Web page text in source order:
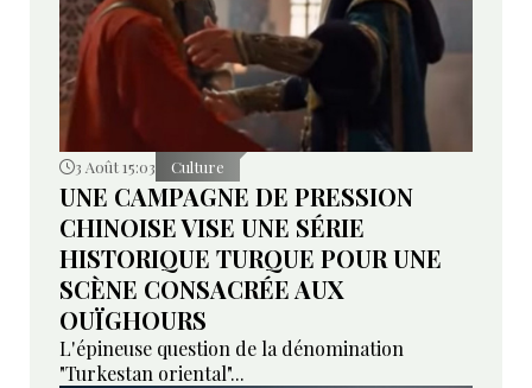
3 Août 15:03 Culture
UNE CAMPAGNE DE PRESSION
CHINOISE VISE UNE SÉRIE
HISTORIQUE TURQUE POUR UNE
SCÈNE CONSACRÉE AUX
OUÏGHOURS
L'épineuse question de la dénomination
"Turkestan oriental"...